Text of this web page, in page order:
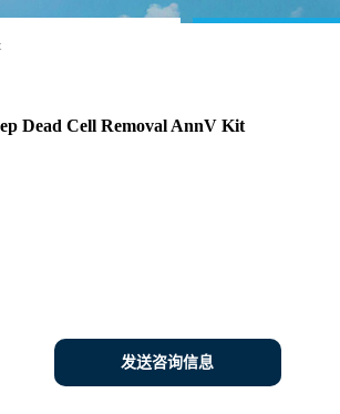
Dead Cell Removal AnnV Kit
发送咨询信息